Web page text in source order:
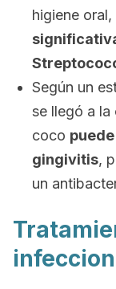
higiene
Según un
se llegó a la
coco
gingivitis,
un